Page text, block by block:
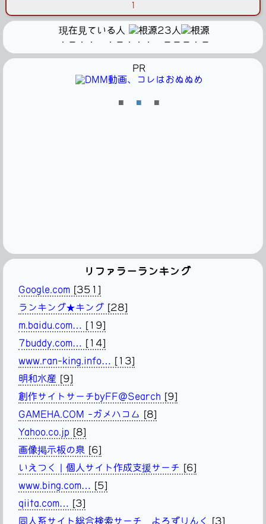
1
現在見ている人
23人
・－・・ ・－・・・ －－－・－
PR
■ ■ ■
リファラーランキング
Google.com [351]
ランキング★キング [28]
m.baidu.com…
[19]
7buddy.com…
[14]
www.ran-king.info…
[13]
明和水産 [9]
創作サイトサーチbyFF@Search [9]
GAMEHA.COM -ガメハコム
[8]
Yahoo.co.jp [8]
画像掲示板の泉 [6]
いえつく | 個人サイト作成支援サーチ
[6]
www.bing.com…
[5]
qiita.com…
[3]
同人系サイト総合検索サーチ よろずりんく
[3]